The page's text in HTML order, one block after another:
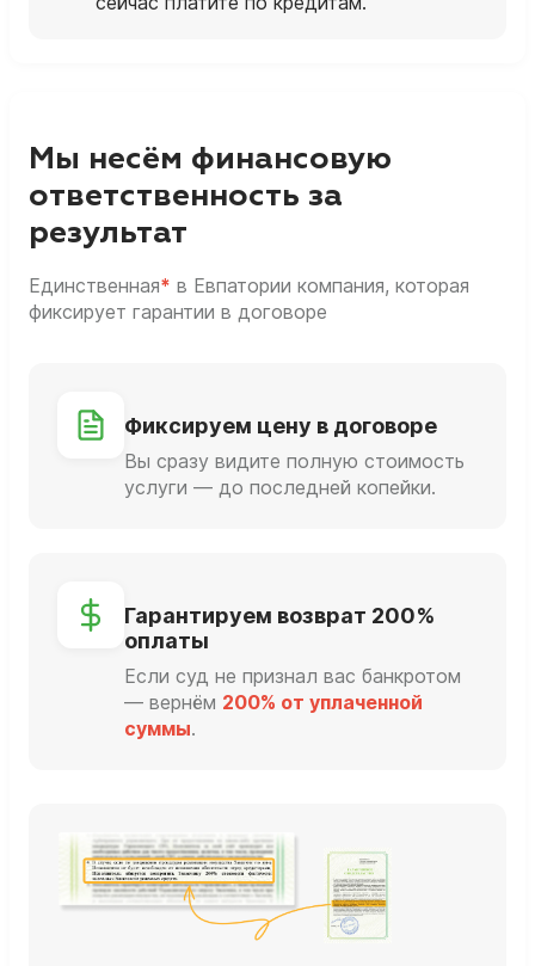
Мы несём финансовую
ответственность за
результат
Единственная* в Евпатории компания, которая
фиксирует гарантии в договоре
Фиксируем цену в договоре
Вы сразу видите полную стоимость
услуги — до последней копейки.
Гарантируем возврат 200%
оплаты
Если суд не признал вас банкротом
— вернём 200% от уплаченной
суммы.